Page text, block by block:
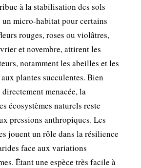
à la stabilisation des sols
micro-habitat pour certains
rouges, roses ou violâtres,
et novembre, attirent les
notamment les abeilles et les
plantes succulentes. Bien
menacée, la
écosystèmes naturels reste
pressions anthropiques. Les
jouent un rôle dans la résilience
face aux variations
Étant une espèce très facile à